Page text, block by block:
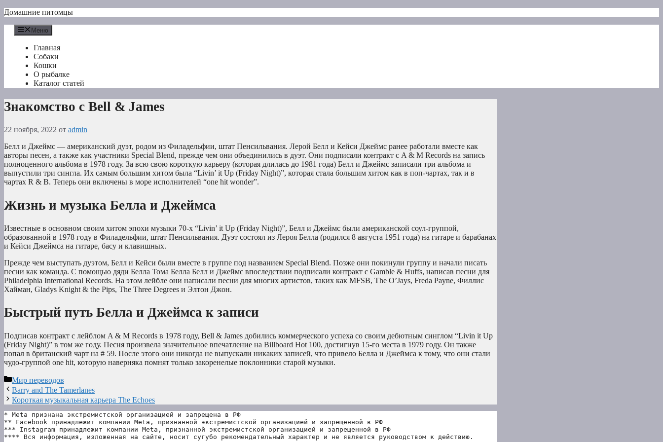
Перейти
содержимому
Домашние питомцы
Меню
Главная
Собаки
Кошки
О рыбалке
Каталог статей
Знакомство с Bell & James
22 ноября, 2022 от admin
Белл и Джеймс — американский дуэт, родом из Филадельфии, штат Пенсильвания. Лерой Белл и Кейси Джеймс ранее работали вместе как
авторы песен, а также как участники Special Blend, прежде чем они объединились в дуэт. Они подписали контракт с A & M Records на запись
полноценного альбома в 1978 году. За всю свою короткую карьеру (которая длилась до 1981 года) Белл и Джеймс записали три альбома и
выпустили три сингла. Их самым большим хитом была “Livin’ it Up (Friday Night)”, которая стала большим хитом как в поп-чартах, так и в
чартах R & B. Теперь они включены в море исполнителей “one hit wonder”.
Жизнь и музыка Белла и Джеймса
Известные в основном своим хитом эпохи музыки 70-х “Livin’ it Up (Friday Night)”, Белл и Джеймс были американской соул-группой,
образованной в 1978 году в Филадельфии, штат Пенсильвания. Дуэт состоял из Лероя Белла (родился 8 августа 1951 года) на гитаре и барабанах
и Кейси Джеймса на гитаре, басу и клавишных.
Прежде чем выступать дуэтом, Белл и Кейси были вместе в группе под названием Special Blend. Позже они покинули группу и начали писать
песни как команда. С помощью дяди Белла Тома Белла Белл и Джеймс впоследствии подписали контракт с Gamble & Huffs, написав песни для
Philadelphia International Records. На этом лейбле они написали песни для многих артистов, таких как MFSB, The O’Jays, Freda Payne, Филлис
Хайман, Gladys Knight & the Pips, The Three Degrees и Элтон Джон.
Быстрый путь Белла и Джеймса к записи
Подписав контракт с лейблом A & M Records в 1978 году, Bell & James добились коммерческого успеха со своим дебютным синглом “Livin it Up
(Friday Night)” в том же году. Песня произвела значительное впечатление на Billboard Hot 100, достигнув 15-го места в 1979 году. Он также
попал в британский чарт на # 59. После этого они никогда не выпускали никаких записей, что привело Белла и Джеймса к тому, что они стали
чудо-группой one hit, которую наверняка помнят только закоренелые поклонники старой музыки.
Рубрики
Мир переводов
Barry and The Tamerlanes
Короткая музыкальная карьера The Echoes
* Meta признана экстремистской организацией и запрещена в РФ
** Facebook принадлежит компании Meta, признанной экстремистской организацией и запрещенной в РФ
*** Instagram принадлежит компании Meta, признанной экстремистской организацией и запрещенной в РФ
**** Вся информация, изложенная на сайте, носит сугубо рекомендательный характер и не является руководством к действию.